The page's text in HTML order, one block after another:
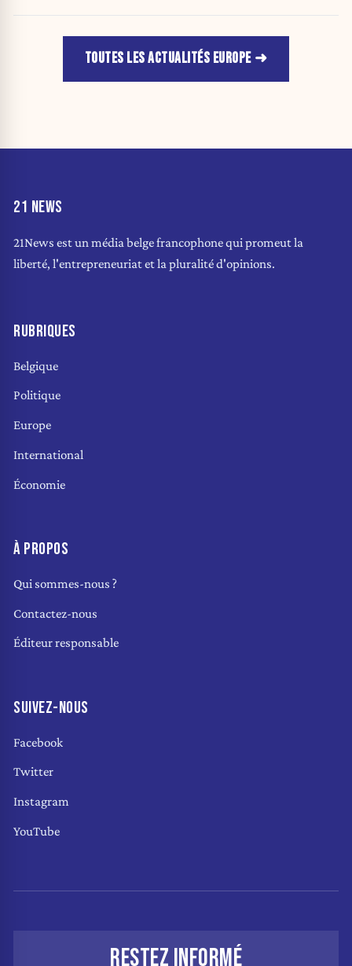
TOUTES LES ACTUALITÉS EUROPE
21 NEWS
21News est un média belge francophone qui promeut la
liberté, l'entrepreneuriat et la pluralité d'opinions.
RUBRIQUES
Belgique
Politique
Europe
International
Économie
À PROPOS
Qui sommes-nous ?
Contactez-nous
Éditeur responsable
SUIVEZ-NOUS
Facebook
Twitter
Instagram
YouTube
RESTEZ INFORMÉ